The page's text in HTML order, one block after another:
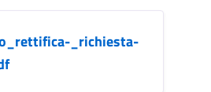
_richiesta-